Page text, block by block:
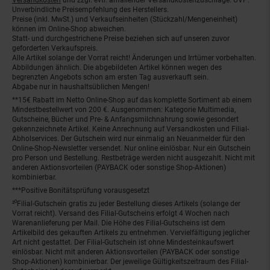
Unverbindliche Preisempfehlung des Herstellers.
Preise (inkl. MwSt.) und Verkaufseinheiten (Stückzahl/Mengeneinheit)
können im Online-Shop abweichen.
Statt- und durchgestrichene Preise beziehen sich auf unseren zuvor
geforderten Verkaufspreis.
Alle Artikel solange der Vorrat reicht! Änderungen und Irrtümer vorbehalten.
Abbildungen ähnlich. Die abgebildeten Artikel können wegen des
begrenzten Angebots schon am ersten Tag ausverkauft sein.
Abgabe nur in haushaltsüblichen Mengen!
**15€ Rabatt im Netto Online-Shop auf das komplette Sortiment ab einem
Mindestbestellwert von 200 €. Ausgenommen: Kategorie Multimedia,
Gutscheine, Bücher und Pre- & Anfangsmilchnahrung sowie gesondert
gekennzeichnete Artikel. Keine Anrechnung auf Versandkosten und Filial-
Abholservices. Der Gutschein wird nur einmalig an Neuanmelder für den
Online-Shop-Newsletter versendet. Nur online einlösbar. Nur ein Gutschein
pro Person und Bestellung. Restbeträge werden nicht ausgezahlt. Nicht mit
anderen Aktionsvorteilen (PAYBACK oder sonstige Shop-Aktionen)
kombinierbar.
***Positive Bonitätsprüfung vorausgesetzt
²⁰Filial-Gutschein gratis zu jeder Bestellung dieses Artikels (solange der
Vorrat reicht). Versand des Filial-Gutscheins erfolgt 4 Wochen nach
Warenanlieferung per Mail. Die Höhe des Filial-Gutscheins ist dem
Artikelbild des gekauften Artikels zu entnehmen. Vervielfältigung jeglicher
Art nicht gestattet. Der Filial-Gutschein ist ohne Mindesteinkaufswert
einlösbar. Nicht mit anderen Aktionsvorteilen (PAYBACK oder sonstige
Shop-Aktionen) kombinierbar. Der jeweilige Gültigkeitszeitraum des Filial-